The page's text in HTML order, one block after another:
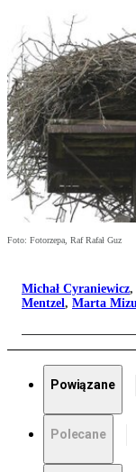
Foto: Fotorzepa, Raf Rafał Guz
Michał Cyraniewicz,
Mentzel, Marta
Powiązane
Polecane